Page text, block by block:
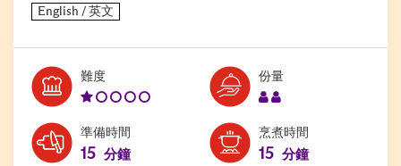
難度Level:
份量Serves:
準備時間
15 分鐘
烹煮時間
15 分鐘